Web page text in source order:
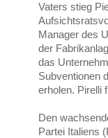
Vaters stieg
Manager des
der
das
Subventionen
erholen. Pirelli
Den
Partei Italiens